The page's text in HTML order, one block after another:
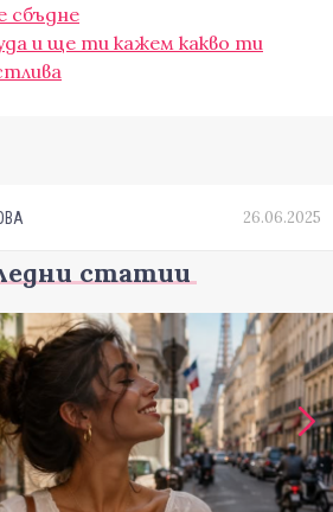
сбъдне
и ще ти кажем какво ти
26.06.2025
статии